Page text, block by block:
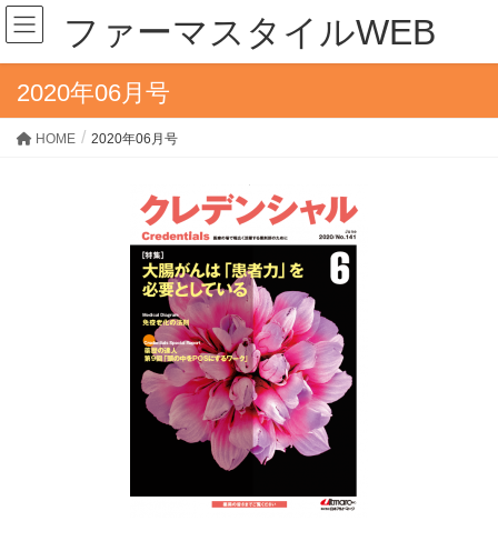
ファーマスタイルWEB
2020年06月号
HOME 2020年06月号